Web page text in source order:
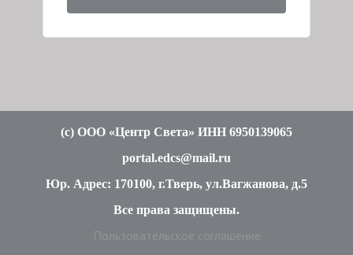
(c) ООО «Центр Света» ИНН 6950139065
portal.edcs@mail.ru
Юр. Адрес: 170100, г.Тверь, ул.Вагжанова, д.5
Все права защищены.
Пользовательское соглашение